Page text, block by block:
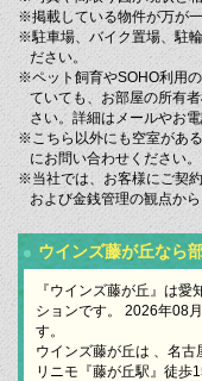
※掲載している物件が万が
※駐車場、バイク置場、駐
ださい。
※ペット飼育やSOHO利用
ていても、お部屋の所有
さい。詳細はメールやお
※こちら以外にも空室があ
にお問い合わせください。
※当社では、お客様にご契
および金銭管理の観点か
ウインズ藤が丘なら
『ウインズ藤が丘』は
ションです。 2026年08
す。
ウインズ藤が丘は 、名古
リニモ『藤が丘駅』徒歩